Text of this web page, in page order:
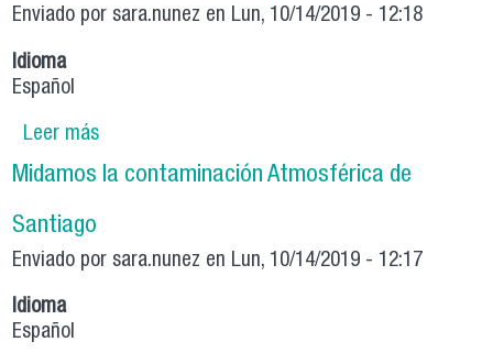
Enviado porsara.nunez en Lun, 10/14/2019 - 12:18
Idioma
Español
Leer mássobre Midiendo la radiación en mi país
Midamos la contaminación Atmosférica de
Santiago
Enviado porsara.nunez en Lun, 10/14/2019 - 12:17
Idioma
Español